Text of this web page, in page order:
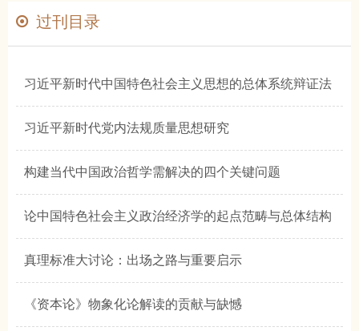
过刊目录
习近平新时代中国特色社会主义思想的总体系统辩证法
习近平新时代党内法规质量思想研究
构建当代中国政治哲学需解决的四个关键问题
论中国特色社会主义政治经济学的起点范畴与总体结构
真理标准大讨论：出场之路与重要启示
《资本论》物象化论解读的贡献与缺憾